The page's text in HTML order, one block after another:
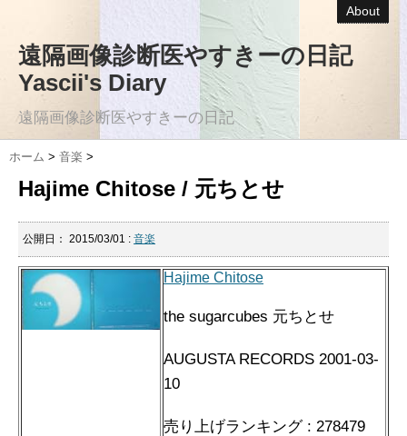
About
遠隔画像診断医やすきーの日記
Yascii's Diary
遠隔画像診断医やすきーの日記
ホーム > 音楽 >
Hajime Chitose / 元ちとせ
公開日： 2015/03/01 : 音楽
Hajime Chitose
the sugarcubes 元ちとせ
AUGUSTA RECORDS 2001-03-
10
売り上げランキング : 278479